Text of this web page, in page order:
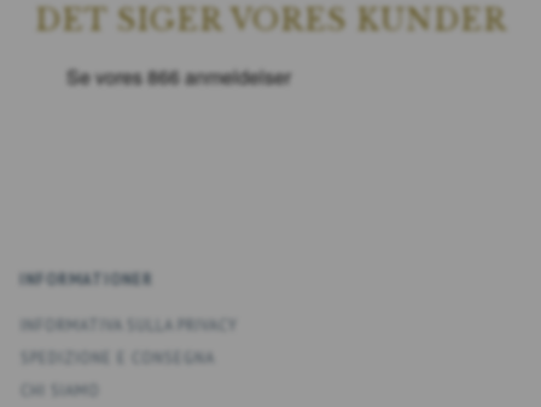
DET SIGER VORES KUNDER
INFORMATIONER
INFORMATIVA SULLA PRIVACY
CHI SIAMO